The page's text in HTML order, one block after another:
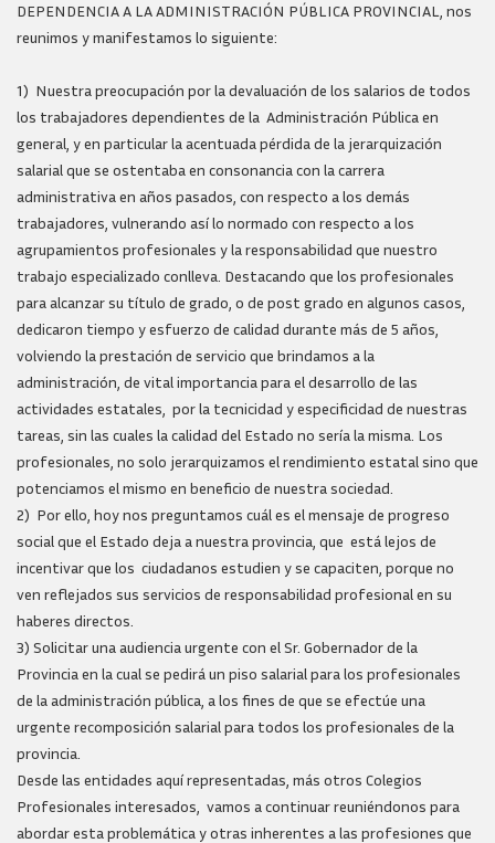
DEPENDENCIA A LA ADMINISTRACIÓN PÚBLICA PROVINCIAL, nos
reunimos y manifestamos lo siguiente:
1) Nuestra preocupación por la devaluación de los salarios de todos
los trabajadores dependientes de la Administración Pública en
general, y en particular la acentuada pérdida de la jerarquización
salarial que se ostentaba en consonancia con la carrera
administrativa en años pasados, con respecto a los demás
trabajadores, vulnerando así lo normado con respecto a los
agrupamientos profesionales y la responsabilidad que nuestro
trabajo especializado conlleva. Destacando que los profesionales
para alcanzar su título de grado, o de post grado en algunos casos,
dedicaron tiempo y esfuerzo de calidad durante más de 5 años,
volviendo la prestación de servicio que brindamos a la
administración, de vital importancia para el desarrollo de las
actividades estatales, por la tecnicidad y especificidad de nuestras
tareas, sin las cuales la calidad del Estado no sería la misma. Los
profesionales, no solo jerarquizamos el rendimiento estatal sino que
potenciamos el mismo en beneficio de nuestra sociedad.
2) Por ello, hoy nos preguntamos cuál es el mensaje de progreso
social que el Estado deja a nuestra provincia, que está lejos de
incentivar que los ciudadanos estudien y se capaciten, porque no
ven reflejados sus servicios de responsabilidad profesional en su
haberes directos.
3) Solicitar una audiencia urgente con el Sr. Gobernador de la
Provincia en la cual se pedirá un piso salarial para los profesionales
de la administración pública, a los fines de que se efectúe una
urgente recomposición salarial para todos los profesionales de la
provincia.
Desde las entidades aquí representadas, más otros Colegios
Profesionales interesados, vamos a continuar reuniéndonos para
abordar esta problemática y otras inherentes a las profesiones que